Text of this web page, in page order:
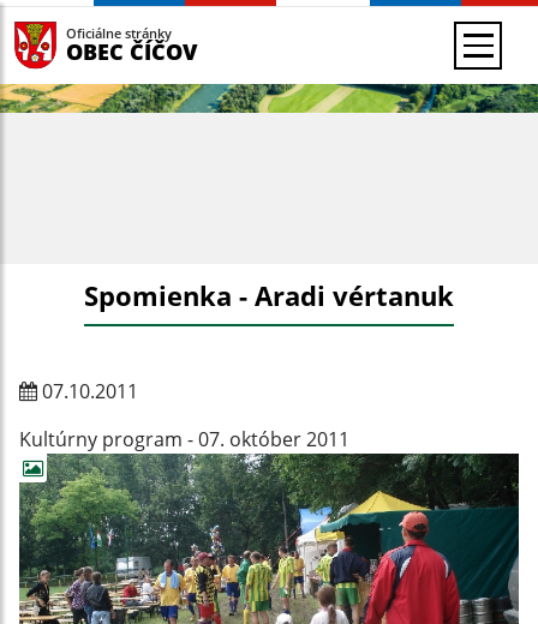
Oficiálne stránky
OBEC ČÍČOV
Spomienka - Aradi vértanuk
07.10.2011
Kultúrny program - 07. október 2011